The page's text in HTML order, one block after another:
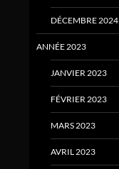
DÉCEMBRE 2024
ANNÉE 2023
JANVIER 2023
FÉVRIER 2023
MARS 2023
AVRIL 2023